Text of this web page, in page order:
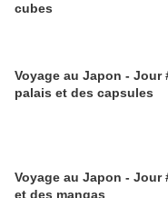
cubes
Voyage au Japon - Jour
palais et des capsules
Voyage au Japon - Jour
et des mangas